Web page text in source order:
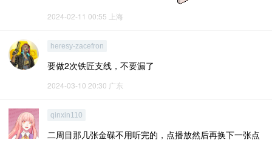
2024-02-11 00:55 上海
heresy-zacefron
要做2次铁匠支线，不要漏了
2024-03-10 20:30 广东
qinxin110
二周目那几张金碟不用听完的，点播放然后再换下一张点